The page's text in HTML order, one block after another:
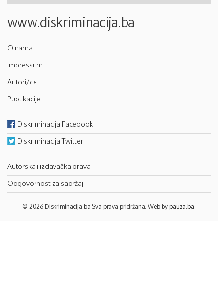
www.diskriminacija.ba
O nama
Impressum
Autori/ce
Publikacije
Diskriminacija Facebook
Diskriminacija Twitter
Autorska i izdavačka prava
Odgovornost za sadržaj
© 2026 Diskriminacija.ba Sva prava pridržana. Web by pauza.ba.